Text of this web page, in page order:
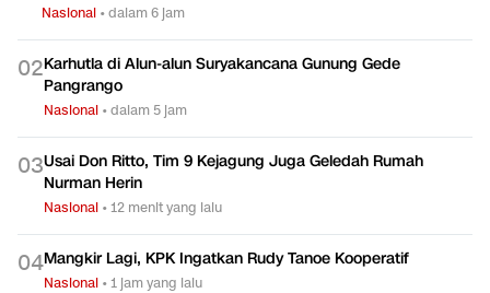
Nasional •dalam 6 jam
02Karhutla di Alun-alun Suryakancana Gunung Gede
Pangrango
Nasional •dalam 5 jam
03Usai Don Ritto, Tim 9 Kejagung Juga Geledah Rumah
Nurman Herin
Nasional •12 menit yang lalu
04Mangkir Lagi, KPK Ingatkan Rudy Tanoe Kooperatif
Nasional •1 jam yang lalu